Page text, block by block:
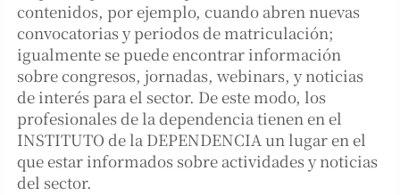
contenidos, por ejemplo, cuando abren nuevas
convocatorias y periodos de matriculación;
igualmente se puede encontrar información
sobre congresos, jornadas, webinars, y noticias
de interés para el sector. De este modo, los
profesionales de la dependencia tienen en el
INSTITUTO de la DEPENDENCIA un lugar en el
que estar informados sobre actividades y noticias
del sector.